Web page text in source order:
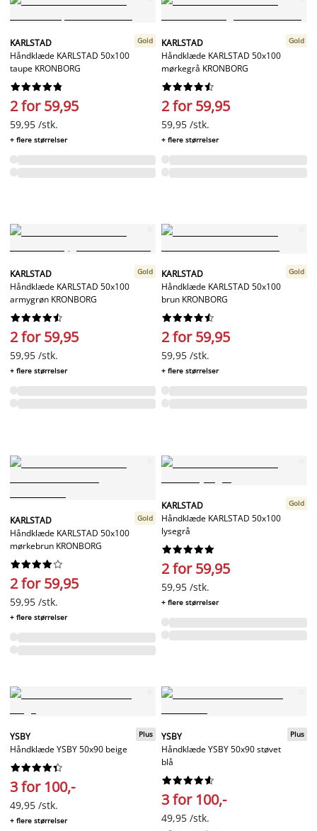
KARLSTAD
Håndklæde KARLSTAD 50x100
taupe KRONBORG
Gold






2 for 59,95
59,95 /stk.
+ flere størrelser
KARLSTAD
Håndklæde KARLSTAD 50x100
mørkegrå KRONBORG
Gold






2 for 59,95
59,95 /stk.
+ flere størrelser
KARLSTAD
Håndklæde KARLSTAD 50x100
armygrøn KRONBORG
Gold






2 for 59,95
59,95 /stk.
+ flere størrelser
KARLSTAD
Håndklæde KARLSTAD 50x100
brun KRONBORG
Gold






2 for 59,95
59,95 /stk.
+ flere størrelser
KARLSTAD
Håndklæde KARLSTAD 50x100
mørkebrun KRONBORG
Gold






2 for 59,95
59,95 /stk.
+ flere størrelser
KARLSTAD
Håndklæde KARLSTAD 50x100
lysegrå
Gold






2 for 59,95
59,95 /stk.
+ flere størrelser
YSBY
Håndklæde YSBY 50x90 beige
Plus






3 for 100,-
49,95 /stk.
+ flere størrelser
YSBY
Håndklæde YSBY 50x90 støvet
blå
Plus






3 for 100,-
49,95 /stk.